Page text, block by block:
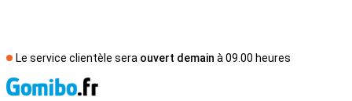
Le service clientèle sera ouvert demain à 09.00 heures